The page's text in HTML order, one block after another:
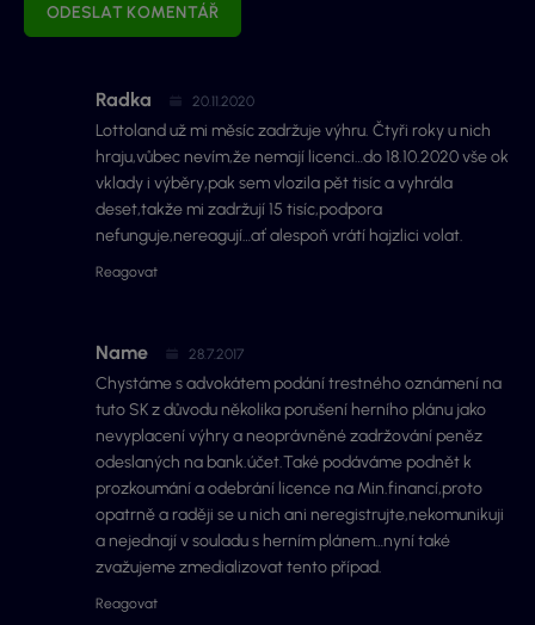
ODESLAT KOMENTÁŘ
Radka 20.11.2020
Lottoland už mi měsíc zadržuje výhru. Čtyři roky u nich
hraju,vůbec nevím,že nemají licenci…do 18.10.2020 vše ok
vklady i výběry,pak sem vlozila pět tisíc a vyhrála
deset,takže mi zadržují 15 tisíc,podpora
nefunguje,nereagují…ať alespoň vrátí hajzlici volat.
Reagovat
Name 28.7.2017
Chystáme s advokátem podání trestného oznámení na
tuto SK z důvodu několika porušení herního plánu jako
nevyplacení výhry a neoprávněné zadržování peněz
odeslaných na bank.účet.Také podáváme podnět k
prozkoumání a odebrání licence na Min.financí,proto
opatrně a raději se u nich ani neregistrujte,nekomunikuji
a nejednají v souladu s herním plánem…nyní také
zvažujeme zmedializovat tento případ.
Reagovat